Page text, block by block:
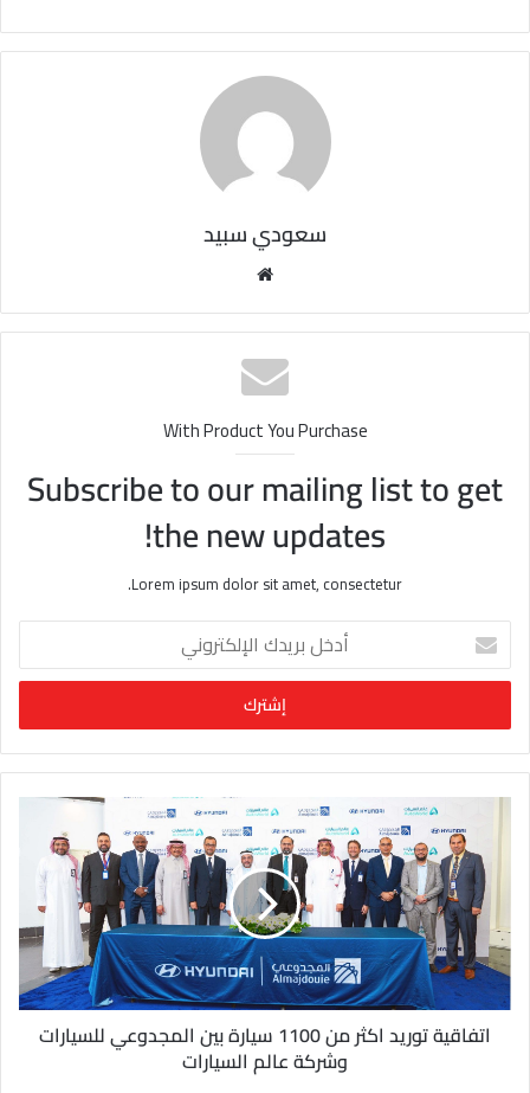
سعودي سبيد
الوي
ب
With Product You Purchase
Subscribe to our mailing list to get
the new updates!
Lorem ipsum dolor sit amet, consectetur.
خ
ب
ر
ي
د
ل
ك
ت
ر
اتفاقية توريد اكثر من 1100 سيارة بين المجدوعي للسيارات
وشركة عالم السيارات